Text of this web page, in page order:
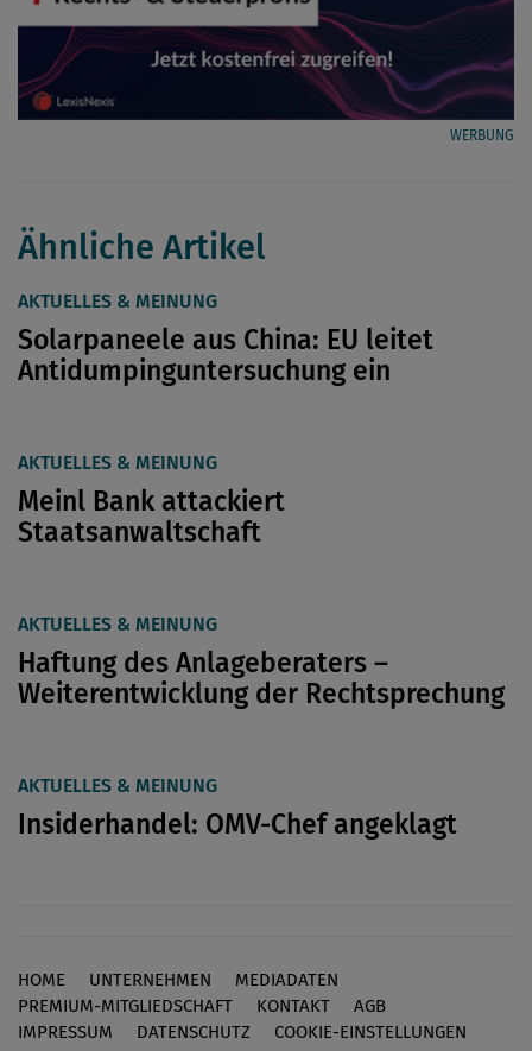
WERBUNG
Ähnliche Artikel
AKTUELLES & MEINUNG
Solarpaneele aus China: EU leitet
Antidumpinguntersuchung ein
AKTUELLES & MEINUNG
Meinl Bank attackiert
Staatsanwaltschaft
AKTUELLES & MEINUNG
Haftung des Anlageberaters –
Weiterentwicklung der Rechtsprechung
AKTUELLES & MEINUNG
Insiderhandel: OMV-Chef angeklagt
Footer
HOME UNTERNEHMEN
MEDIADATEN
PREMIUM-MITGLIEDSCHAFT
KONTAKT
AGB
IMPRESSUM
DATENSCHUTZ COOKIE-EINSTELLUNGEN